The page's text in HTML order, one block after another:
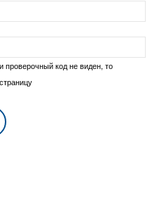
проверочный код не виден, то